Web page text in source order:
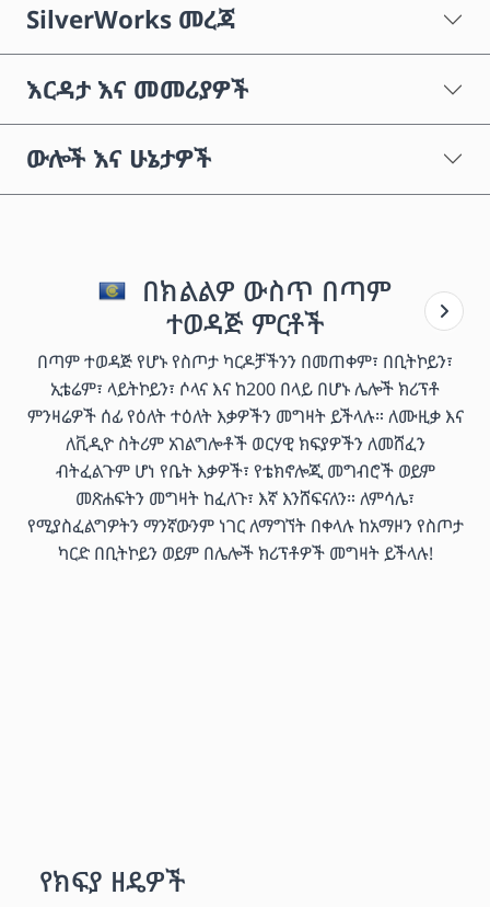
SilverWorks መረጃ
እርዳታ እና መመሪያዎች
ውሎች እና ሁኔታዎች
በክልልዎ ውስጥ በጣም
ተወዳጅ ምርቶች
በጣም ተወዳጅ የሆኑ የስጦታ ካርዶቻችንን በመጠቀም፣ በቢትኮይን፣
ኢቴሬም፣ ላይትኮይን፣ ሶላና እና ከ200 በላይ በሆኑ ሌሎች ክሪፕቶ
ምንዛሬዎች ሰፊ የዕለት ተዕለት እቃዎችን መግዛት ይችላሉ። ለሙዚቃ እና
ለቪዲዮ ስትሪም አገልግሎቶች ወርሃዊ ክፍያዎችን ለመሸፈን
ብትፈልጉም ሆነ የቤት እቃዎች፣ የቴክኖሎጂ መግብሮች ወይም
መጽሐፍትን መግዛት ከፈለጉ፣ እኛ እንሸፍናለን። ለምሳሌ፣
የሚያስፈልግዎትን ማንኛውንም ነገር ለማግኘት በቀላሉ ከአማዞን የስጦታ
ካርድ በቢትኮይን ወይም በሌሎች ክሪፕቶዎች መግዛት ይችላሉ!
የክፍያ ዘዴዎች